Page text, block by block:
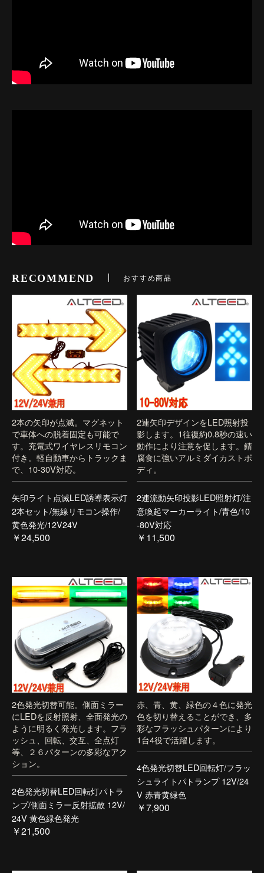
RECOMMEND おすすめ商品
2本の矢印が点滅。マグネット
で車体への脱着固定も可能で
す。充電式ワイヤレスリモコン
付き。軽自動車からトラックま
で、10-30V対応。
矢印ライト点滅LED誘導表示灯
2本セット/無線リモコン操作/
黄色発光/12V24V
￥24,500
2連矢印デザインをLED照射投
影します。1往復約0.8秒の速い
動作により注意を促します。錆
腐食に強いアルミダイカストボ
ディ。
2連流動矢印投影LED照射灯/注
意喚起マーカーライト/青色/10
-80V対応
￥11,500
2色発光切替可能。側面ミラー
にLEDを反射照射、全面発光の
ように明るく発光します。フラ
ッシュ、回転、交互、全点灯
等、２６パターンの多彩なアク
ション。
2色発光切替LED回転灯パトラ
ンプ/側面ミラー反射拡散 12V/
24V 黄色緑色発光
￥21,500
赤、青、黄、緑色の４色に発光
色を切り替えることができ、多
彩なフラッシュパターンにより
1台4役で活躍します。
4色発光切替LED回転灯/フラッ
シュライトパトランプ 12V/24
V 赤青黄緑色
￥7,900